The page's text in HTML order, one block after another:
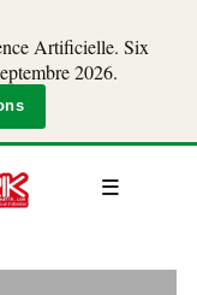
Artificielle. Six
2026.